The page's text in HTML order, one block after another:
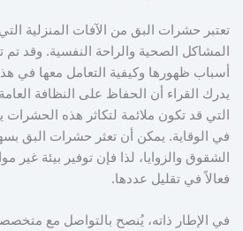
تعتبر حشرات البق من الآفات المنزلية
المشاكل الصحية والراحة النفسية. وقد
أسباب ظهورها وكيفية التعامل معها في
يدرك القراء أن الحفاظ على النظافة
التي قد تكون ملائمة لتكاثر هذه
في الوقاية. يمكن أن تعثر حشرات البق
الشقوق والزوايا، لذا فإن توفير بيئة غير
فعالاً في تقليل عددها.
في الإطار ذاته، يُنصح بالتواصل مع